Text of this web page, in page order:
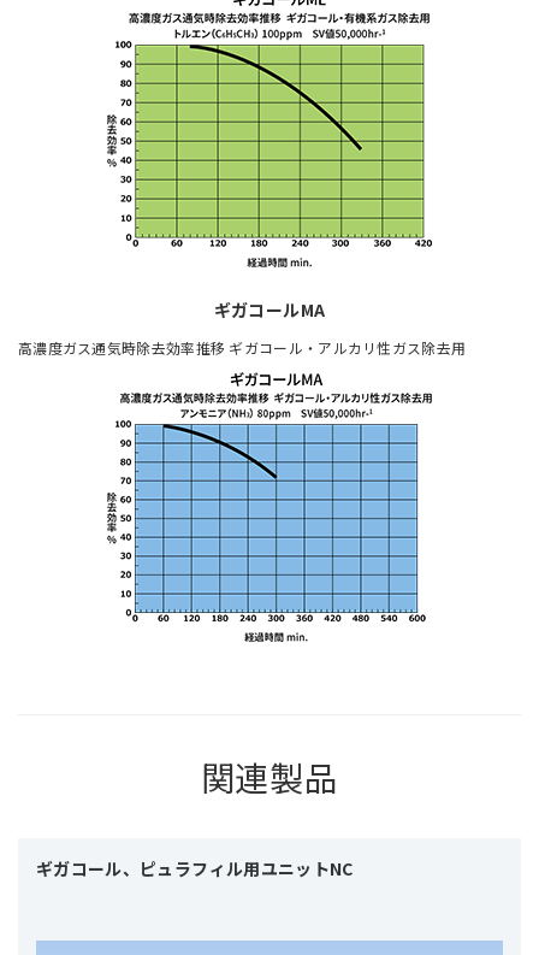
ギガコールMA
高濃度ガス通気時除去効率推移 ギガコール・アルカリ性ガス除去用
関連製品
ギガコール、ピュラフィル用ユニットNC